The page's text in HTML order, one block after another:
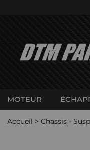
MOTEUR
Accueil > Chassis -